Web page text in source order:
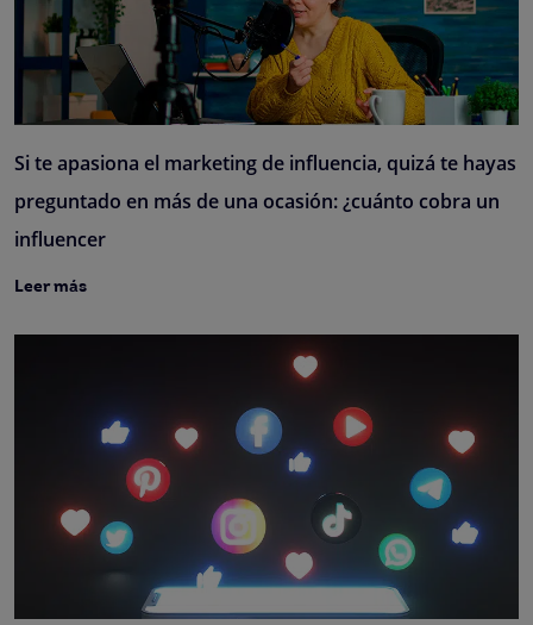
Si te apasiona el marketing de influencia, quizá te hayas
preguntado en más de una ocasión: ¿cuánto cobra un
influencer
Leer más